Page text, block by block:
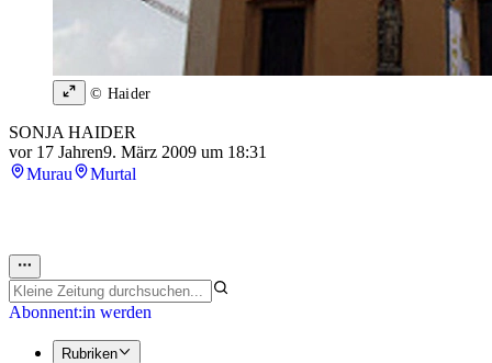
© Haider
SONJA HAIDER
vor 17 Jahren9. März 2009 um 18:31
Murau
Murtal
Abonnent:in werden
Rubriken